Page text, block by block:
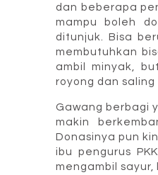
dan beberapa
mampu boleh
ditunjuk. Bisa
membutuhkan
ambil minyak,
royong dan saling
Gawang berbagi
makin
Donasinya pun
ibu pengurus
mengambil